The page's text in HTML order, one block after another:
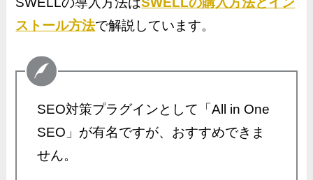
ストール方法で解説しています。
SEO対策プラグインとして「All in One
SEO」が有名ですが、おすすめできま
せん。